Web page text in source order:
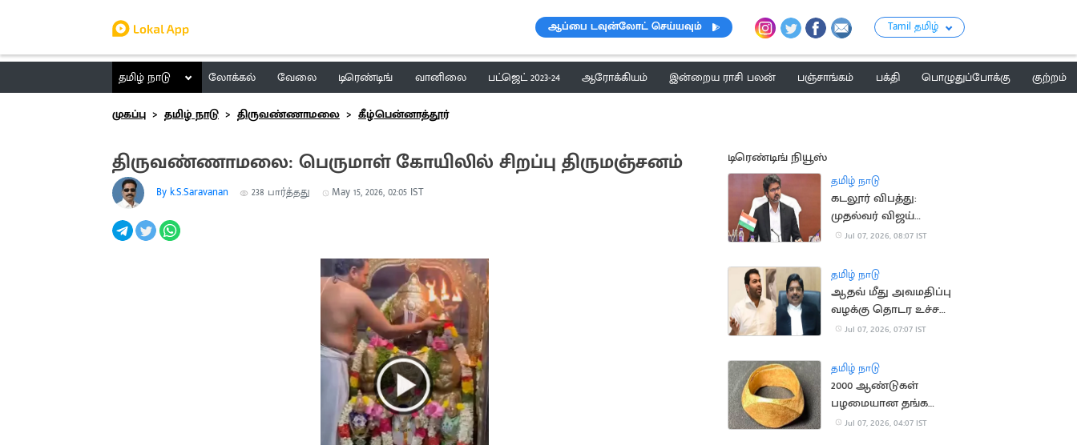
ஆப்பை டவுன்லோட் செய்யவும் Tamil தமிழ்
தமிழ் நாடு லோக்கல் வேலை டிரெண்டிங் வானிலை பட்ஜெட் 2023-24 ஆரோக்கியம் இன்றைய ராசி பலன் பஞ்சாங்கம் பக்தி பொழுதுப்போக்கு
குற்றம்
முகப்பு
தமிழ் நாடு திருவண்ணாமலை கீழ்பென்னாத்தூர்
திருவண்ணாமலை: பெருமாள் கோயிலில் சிறப்பு திருமஞ்சனம்
By k.S.Saravanan 238 பார்த்தது May 15, 2026, 02:05 IST
டிரெண்டிங் நியூஸ்
தமிழ் நாடு
கடலூர் விபத்து:
முதல்வர் விஜய்
ஆறுதல், நிதியுதவி
Jul 07, 2026, 08:07 IST
தமிழ் நாடு
ஆதவ் மீது அவமதிப்பு
வழக்கு தொடர உச்ச
நீதிமன்றம் அனுமதி
Jul 07, 2026, 07:07 IST
தமிழ் நாடு
2000 ஆண்டுகள்
பழமையான தங்க
மோதிரங்கள்
Jul 07, 2026, 04:07 IST